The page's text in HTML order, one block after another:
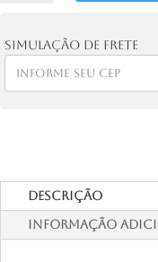
Energizante
quantidade
Simulação de frete
Descrição
Informação